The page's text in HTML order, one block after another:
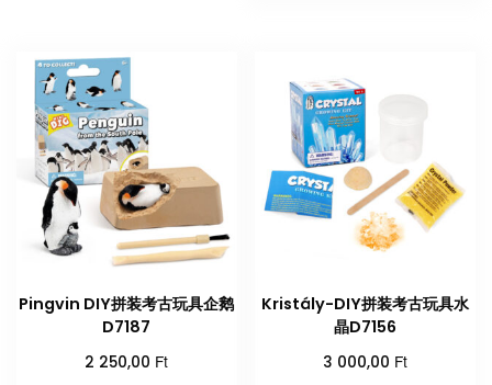
Pingvin DIY拼装考古玩具企鹅
D7187
2 250,00 Ft
Kristály-DIY拼装考古玩具水
晶D7156
3 000,00 Ft